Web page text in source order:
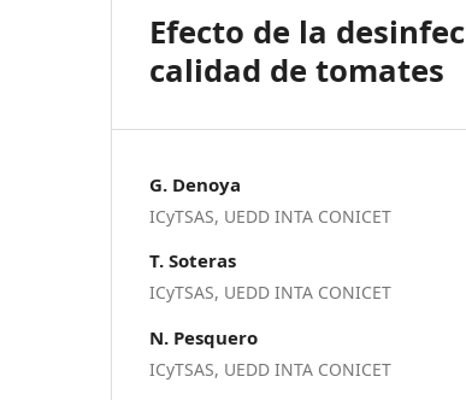
Efecto de la
calidad de tomates
G. Denoya
ICyTSAS, UEDD INTA CONICET
T. Soteras
ICyTSAS, UEDD INTA CONICET
N. Pesquero
ICyTSAS, UEDD INTA CONICET